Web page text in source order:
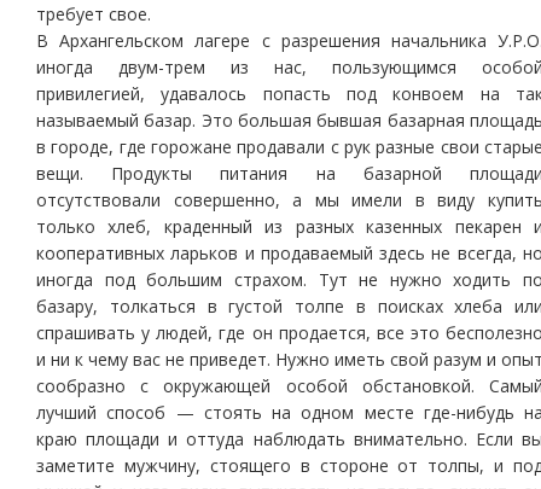
требует свое.
В Архангельском лагере с разрешения начальника
иногда двум-трем из нас, пользующимся
привилегией, удавалось попасть под конвоем на
называемый базар. Это большая бывшая базарная
в городе, где горожане продавали с рук разные свои
вещи. Продукты питания на базарной
отсутствовали совершенно, а мы имели в виду
только хлеб, краденный из разных казенных пекарен
кооперативных ларьков и продаваемый здесь не всегда,
иногда под большим страхом. Тут не нужно ходить
базару, толкаться в густой толпе в поисках хлеба
спрашивать у людей, где он продается, все это
и ни к чему вас не приведет. Нужно иметь свой разум и
сообразно с окружающей особой обстановкой.
лучший способ — стоять на одном месте где-нибудь
краю площади и оттуда наблюдать внимательно. Если
заметите мужчину, стоящего в стороне от толпы, и